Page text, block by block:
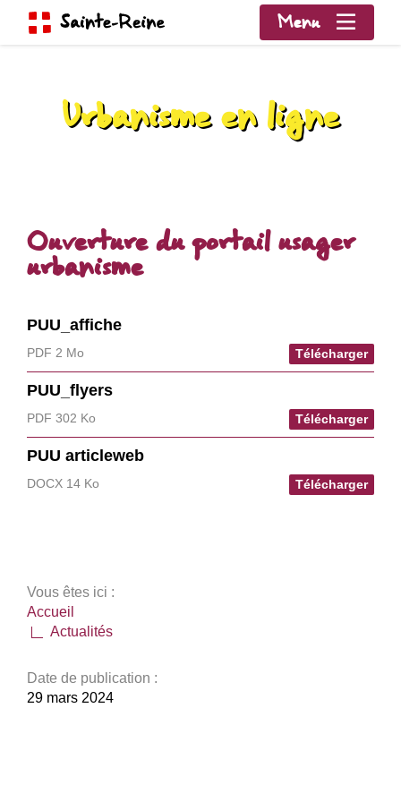
Menu
Urbanisme en ligne
Vous êtes ici :
Accueil
Actualités
Date de publication :
29 mars 2024
Ouverture du portail usager
urbanisme
PUU_affiche
PDF 2 Mo Télécharger
PUU_flyers
PDF 302 Ko Télécharger
PUU articleweb
DOCX 14 Ko Télécharger